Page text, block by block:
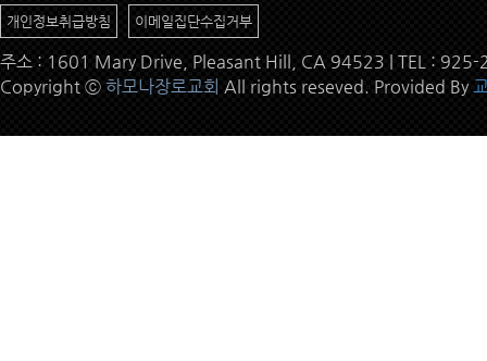
개인정보취급방침 이메일집단수집거부
주소 : 1601 Mary Drive, Pleasant Hill, CA 94523 | TEL :
Copyright ⓒ 하모나장로교회 All rights reseved. Provided By